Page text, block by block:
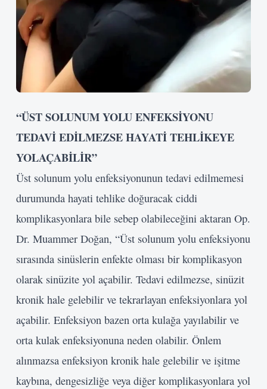
“ÜST SOLUNUM YOLU ENFEKSİYONU
TEDAVİ EDİLMEZSE HAYATİ TEHLİKEYE
YOLAÇABİLİR”
Üst solunum yolu enfeksiyonunun tedavi edilmemesi
durumunda hayati tehlike doğuracak ciddi
komplikasyonlara bile sebep olabileceğini aktaran Op.
Dr. Muammer Doğan, “Üst solunum yolu enfeksiyonu
sırasında sinüslerin enfekte olması bir komplikasyon
olarak sinüzite yol açabilir. Tedavi edilmezse, sinüzit
kronik hale gelebilir ve tekrarlayan enfeksiyonlara yol
açabilir. Enfeksiyon bazen orta kulağa yayılabilir ve
orta kulak enfeksiyonuna neden olabilir. Önlem
alınmazsa enfeksiyon kronik hale gelebilir ve işitme
kaybına, dengesizliğe veya diğer komplikasyonlara yol
Şifre
Beni Hatırla